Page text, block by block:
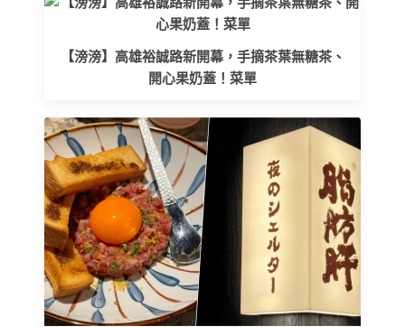
【滂滂】高雄裕誠路新開幕，手摘茶葉無糖茶、
開心果奶蓋！菜單